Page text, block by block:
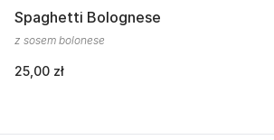
Spaghetti Bolognese
z sosem bolonese
25,00 zł